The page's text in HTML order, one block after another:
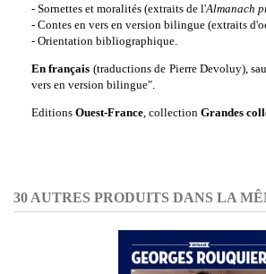
- Sornettes et moralités (extraits de l'Almanach
- Contes en vers en version bilingue (extraits
- Orientation bibliographique.
En français (traductions de Pierre Devoluy),
vers en version bilingue".
Editions Ouest-France, collection Grandes
30 AUTRES PRODUITS DANS LA